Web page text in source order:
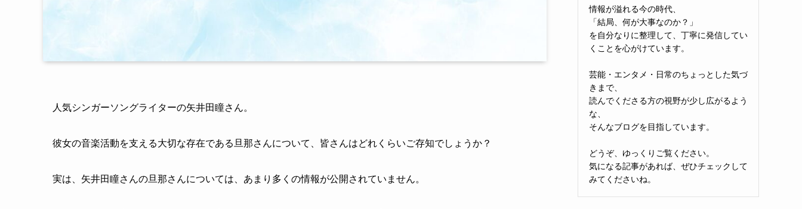
人気シンガーソングライターの矢井田瞳さん。
彼女の音楽活動を支える大切な存在である旦那さんについて、皆さんはどれくらいご存知でしょうか？
実は、矢井田瞳さんの旦那さんについては、あまり多くの情報が公開されていません。
情報が溢れる今の時代、
「結局、何が大事なのか？」
を自分なりに整理して、丁寧に発信してい
くことを心がけています。
芸能・エンタメ・日常のちょっとした気づ
きまで、
読んでくださる方の視野が少し広がるよう
な、
そんなブログを目指しています。
どうぞ、ゆっくりご覧ください。
気になる記事があれば、ぜひチェックして
みてくださいね。